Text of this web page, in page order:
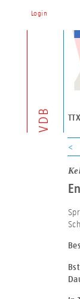
VDB TTX
Login
<